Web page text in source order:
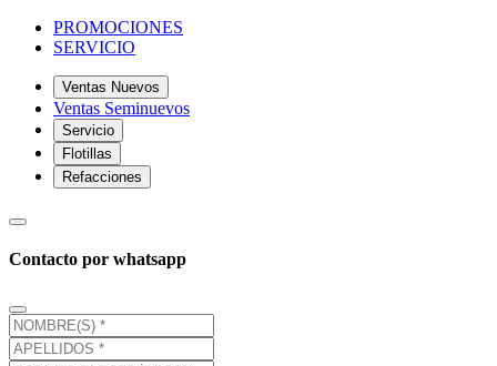
PROMOCIONES
SERVICIO
Ventas Nuevos
Ventas Seminuevos
Servicio
Flotillas
Refacciones
Contacto por whatsapp